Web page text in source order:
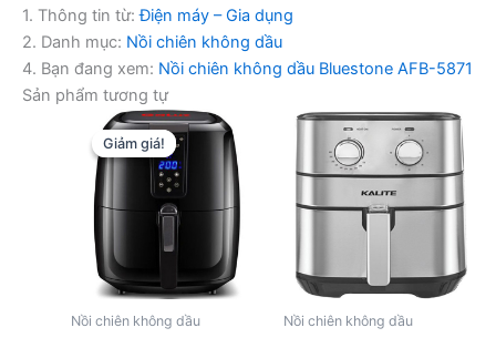
1. Thông tin từ:Điện máy – Gia dụng
2. Danh mục: Nồi chiên không dầu
4. Bạn đang xem: Nồi chiên không dầu Bluestone AFB-5871
Sản phẩm tương tự
Giảm giá!
Giảm giá!
Nồi chiên không dầu Nồi chiên không dầu